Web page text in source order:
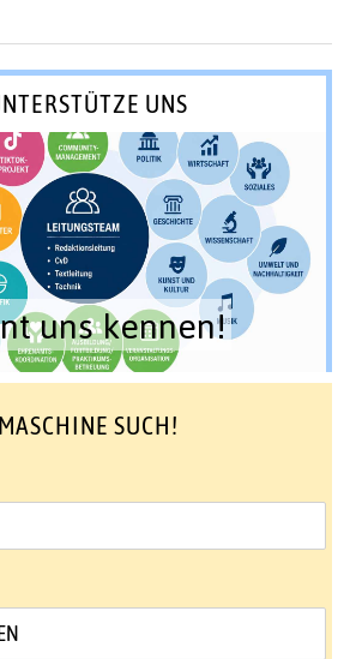
UNS
uns kennen!
MASCHINE SUCH!